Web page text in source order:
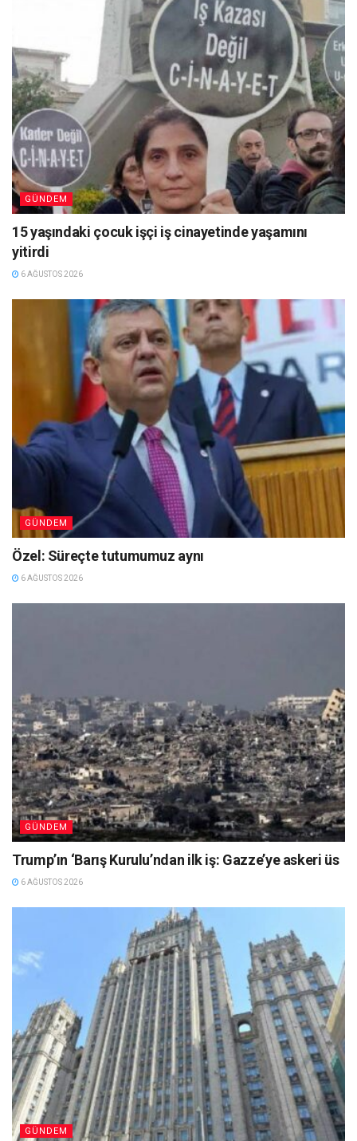
GÜNDEM
15 yaşındaki çocuk işçi iş cinayetinde yaşamını
yitirdi
6 AĞUSTOS 2026
GÜNDEM
Özel: Süreçte tutumumuz aynı
6 AĞUSTOS 2026
GÜNDEM
Trump’ın ‘Barış Kurulu’ndan ilk iş: Gazze’ye askeri üs
6 AĞUSTOS 2026
GÜNDEM